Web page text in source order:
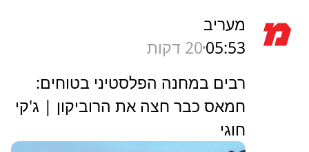
מעריב
05:5320 דקות
רבים במחנה הפלסטיני בטוחים:
חמאס כבר חצה את הרוביקון | ג'קי
חוגי